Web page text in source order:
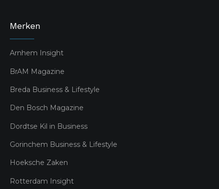
Merken
Arnhem Insight
BrAM Magazine
Breda Business & Lifestyle
Den Bosch Magazine
Dordtse Kil in Business
Gorinchem Business & Lifestyle
Hoeksche Zaken
Rotterdam Insight